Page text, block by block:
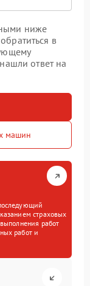
ниже
в
ответ на
машин
страховых
работ
работ и